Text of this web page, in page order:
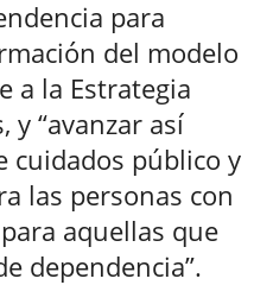
para
del modelo
a la Estrategia
y “avanzar así
cuidados público y
las personas con
aquellas que
dependencia”.